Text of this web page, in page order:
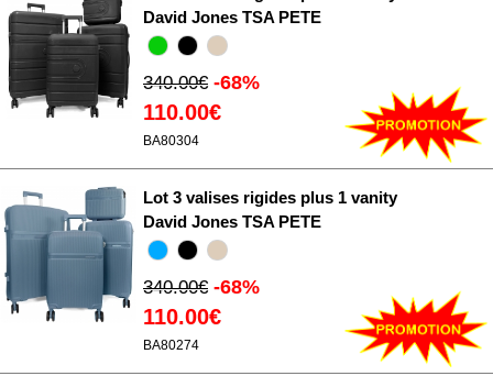
Les cookies nous permettent de personnaliser le contenu
et les annonces, d'offrir des fonctionnalités relatives aux
médias sociaux et d'analyser notre trafic. Nous
partageons également des informations sur l'utilisation de
notre site avec nos partenaires de médias sociaux, de
publicité et d'analyse, qui peuvent combiner celles-ci
avec d'autres informations que vous leur avez fournies
ou qu'ils ont collectées lors de votre utilisation de leurs
services.
David Jones TSA PETE
340.00€ -68%
110.00€
BA80304
Lot 3 valises rigides plus 1 vanity
David Jones TSA PETE
340.00€ -68%
110.00€
BA80274